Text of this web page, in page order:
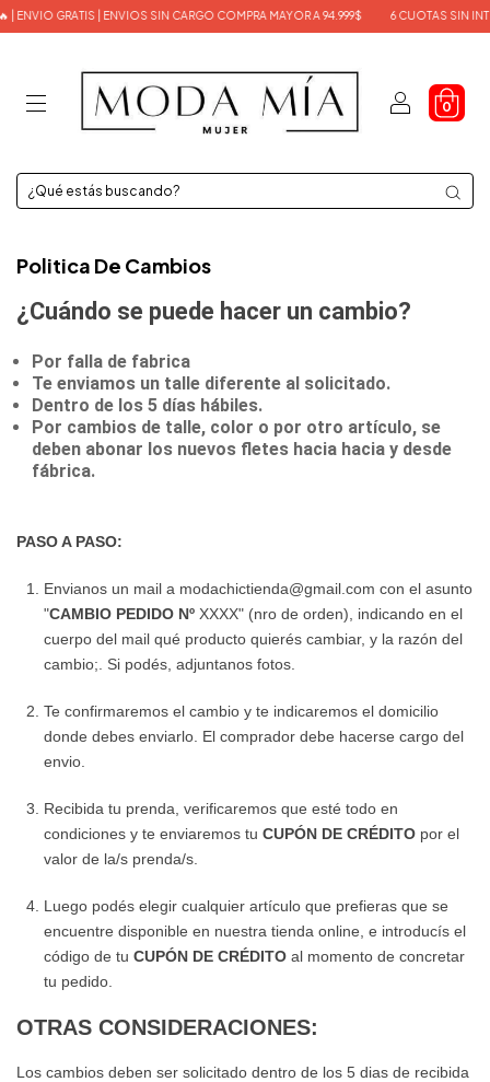
ENVIO GRATIS | ENVIOS SIN CARGO COMPRA MAYOR A 94.999$ 6 CUOTAS SIN
0
Politica De Cambios
¿Cuándo se puede hacer un cambio?
Por falla de fabrica
Te enviamos un talle diferente al solicitado.
Dentro de los 5 días hábiles.
Por cambios de talle, color o por otro artículo, se
deben abonar los nuevos fletes hacia hacia y desde
fábrica.
PASO A PASO:
Envianos un mail a modachictienda@gmail.com con el asunto
"CAMBIO PEDIDO Nº XXXX" (nro de orden), indicando en el
cuerpo del mail qué producto quierés cambiar, y la razón del
cambio;. Si podés, adjuntanos fotos.
Te confirmaremos el cambio y te indicaremos el domicilio
donde debes enviarlo. El comprador debe hacerse cargo del
envio.
Recibida tu prenda, verificaremos que esté todo en
condiciones y te enviaremos tu CUPÓN DE CRÉDITO por el
valor de la/s prenda/s.
Luego podés elegir cualquier artículo que prefieras que se
encuentre disponible en nuestra tienda online, e introducís el
código de tu CUPÓN DE CRÉDITO al momento de concretar
tu pedido.
OTRAS CONSIDERACIONES:
Los cambios deben ser solicitado dentro de los 5 dias de recibida